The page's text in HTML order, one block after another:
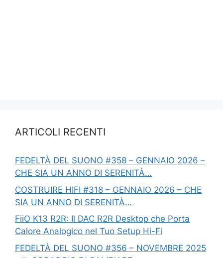
ARTICOLI RECENTI
FEDELTÀ DEL SUONO #358 – GENNAIO 2026 –
CHE SIA UN ANNO DI SERENITÀ…
COSTRUIRE HIFI #318 – GENNAIO 2026 – CHE
SIA UN ANNO DI SERENITÀ…
FiiO K13 R2R: Il DAC R2R Desktop che Porta
Calore Analogico nel Tuo Setup Hi-Fi
FEDELTÀ DEL SUONO #356 – NOVEMBRE 2025